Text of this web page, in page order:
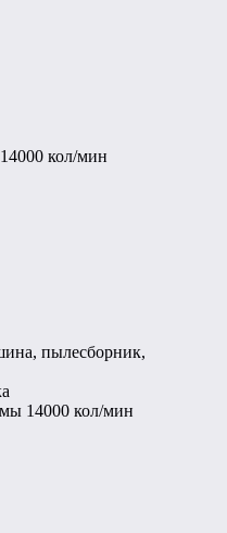
кол/мин
пылесборник,
14000 кол/мин